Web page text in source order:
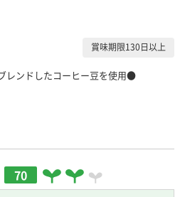
賞味期限130日以上
レンドしたコーヒー豆を使用●
70